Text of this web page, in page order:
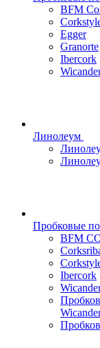
BFM
Egger
Granorte
Ibercork
Линолеум
Пробковые
BFM
Ibercork